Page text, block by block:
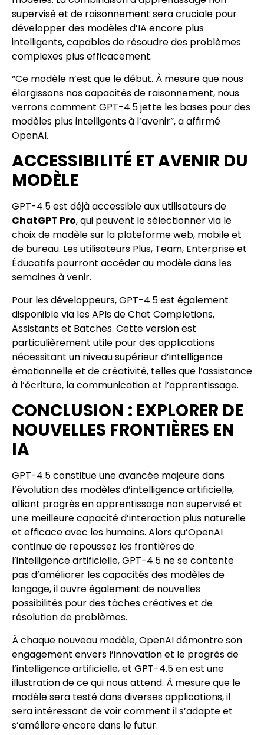
supervisé et de raisonnement sera cruciale pour
développer des modèles d’IA encore plus
intelligents, capables de résoudre des problèmes
complexes plus efficacement.
“Ce modèle n’est que le début. À mesure que nous
élargissons nos capacités de raisonnement, nous
verrons comment GPT-4.5 jette les bases pour des
modèles plus intelligents à l’avenir”, a affirmé
OpenAI.
ACCESSIBILITÉ ET AVENIR DU
MODÈLE
GPT-4.5 est déjà accessible aux utilisateurs de
ChatGPT Pro, qui peuvent le sélectionner via le
choix de modèle sur la plateforme web, mobile et
de bureau. Les utilisateurs Plus, Team, Enterprise et
Éducatifs pourront accéder au modèle dans les
semaines à venir.
Pour les développeurs, GPT-4.5 est également
disponible via les APIs de Chat Completions,
Assistants et Batches. Cette version est
particulièrement utile pour des applications
nécessitant un niveau supérieur d’intelligence
émotionnelle et de créativité, telles que l’assistance
à l’écriture, la communication et l’apprentissage.
CONCLUSION : EXPLORER DE
NOUVELLES FRONTIÈRES EN
IA
GPT-4.5 constitue une avancée majeure dans
l’évolution des modèles d’intelligence artificielle,
alliant progrès en apprentissage non supervisé et
une meilleure capacité d’interaction plus naturelle
et efficace avec les humains. Alors qu’OpenAI
continue de repoussez les frontières de
l’intelligence artificielle, GPT-4.5 ne se contente
pas d’améliorer les capacités des modèles de
langage, il ouvre également de nouvelles
possibilités pour des tâches créatives et de
résolution de problèmes.
À chaque nouveau modèle, OpenAI démontre son
engagement envers l’innovation et le progrès de
l’intelligence artificielle, et GPT-4.5 en est une
illustration de ce qui nous attend. À mesure que le
modèle sera testé dans diverses applications, il
sera intéressant de voir comment il s’adapte et
s’améliore encore dans le futur.